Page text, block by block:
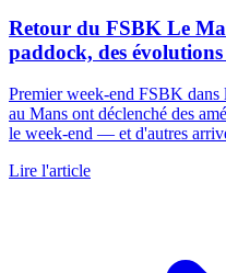
Retour du FSBK Le
paddock, des
Premier week-end FSBK dans
au Mans ont déclenché des
le week-end — et d'autres
Lire l'article